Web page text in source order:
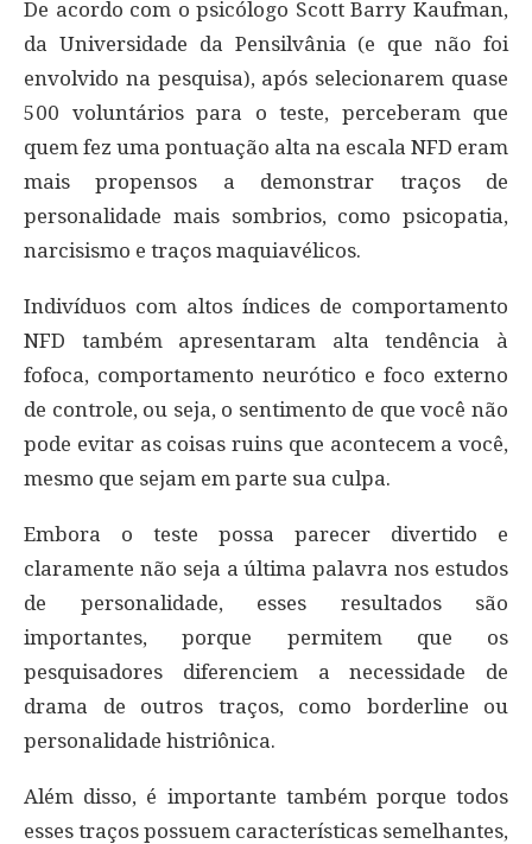
De acordo com o psicólogo Scott Barry Kaufman,
da Universidade da Pensilvânia (e que não foi
envolvido na pesquisa), após selecionarem quase
500 voluntários para o teste, perceberam que
quem fez uma pontuação alta na escala NFD eram
mais propensos a demonstrar traços de
personalidade mais sombrios, como psicopatia,
narcisismo e traços maquiavélicos.
Indivíduos com altos índices de comportamento
NFD também apresentaram alta tendência à
fofoca, comportamento neurótico e foco externo
de controle, ou seja, o sentimento de que você não
pode evitar as coisas ruins que acontecem a você,
mesmo que sejam em parte sua culpa.
Embora o teste possa parecer divertido e
claramente não seja a última palavra nos estudos
de personalidade, esses resultados são
importantes, porque permitem que os
pesquisadores diferenciem a necessidade de
drama de outros traços, como borderline ou
personalidade histriônica.
Além disso, é importante também porque todos
esses traços possuem características semelhantes,